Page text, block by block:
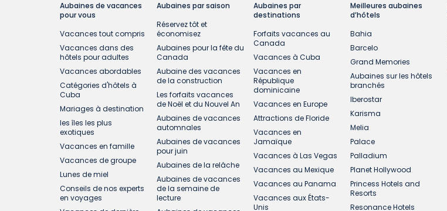
Aubaines de vacances
pour vous
Vacances tout compris
Vacances dans des
hôtels pour adultes
Vacances abordables
Catégories d'hôtels à
Cuba
Mariages à destination
les îles les plus
exotiques
Vacances en famille
Vacances de groupe
Lunes de miel
Conseils de nos experts
en voyages
Aubaines par saison
Réservez tôt et
économisez
Aubaines pour la fête du
Canada
Aubaine des vacances
de la construction
Les forfaits vacances
de Noël et du Nouvel An
Aubaines de vacances
automnales
Aubaines de vacances
pour juin
Aubaines de la relâche
Aubaines de vacances
de la semaine de
lecture
Aubaines par
destinations
Forfaits vacances au
Canada
Vacances à Cuba
Vacances en
République
dominicaine
Vacances en Europe
Attractions de Floride
Vacances en
Jamaïque
Vacances à Las Vegas
Vacances au Mexique
Vacances au Panama
Vacances aux États-
Unis
Meilleures aubaines
d’hôtels
Bahia
Barcelo
Grand Memories
Aubaines sur les hôtels
branchés
Iberostar
Karisma
Melia
Palace
Palladium
Planet Hollywood
Princess Hotels and
Resorts
Resonance Hotels